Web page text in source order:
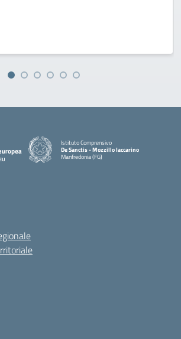
Istituto Comprensivo
De Sanctis - Mozzillo Iaccarino
Manfredonia (FG)